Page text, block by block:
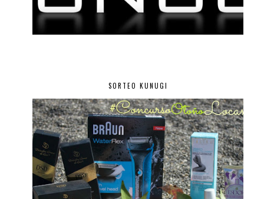
SORTEO KUNUGI